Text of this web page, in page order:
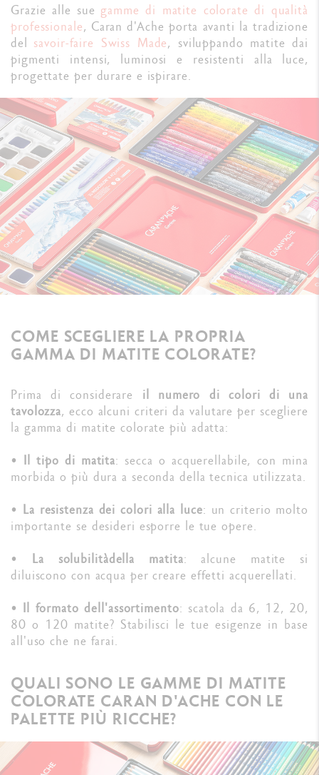
Grazie alle sue gamme di matite colorate di qualità
professionale, Caran d'Ache porta avanti la tradizione
del savoir-faire Swiss Made, sviluppando matite dai
pigmenti intensi, luminosi e resistenti alla luce,
progettate per durare e ispirare.
COME SCEGLIERE LA PROPRIA
GAMMA DI MATITE COLORATE?
Prima di considerare il numero di colori di una
tavolozza, ecco alcuni criteri da valutare per scegliere
la gamma di matite colorate più adatta:
• Il tipo di matita: secca o acquerellabile, con mina
morbida o più dura a seconda della tecnica utilizzata.
• La resistenza dei colori alla luce: un criterio molto
importante se desideri esporre le tue opere.
• La solubilitàdella matita: alcune matite si
diluiscono con acqua per creare effetti acquerellati.
• Il formato dell'assortimento: scatola da 6, 12, 20,
80 o 120 matite? Stabilisci le tue esigenze in base
all'uso che ne farai.
QUALI SONO LE GAMME DI MATITE
COLORATE CARAN D'ACHE CON LE
PALETTE PIÙ RICCHE?